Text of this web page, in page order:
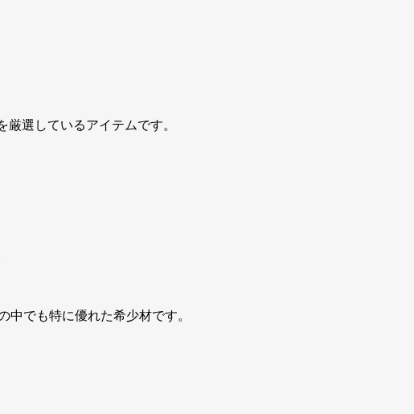
選しているアイテムです。
でも特に優れた希少材です。